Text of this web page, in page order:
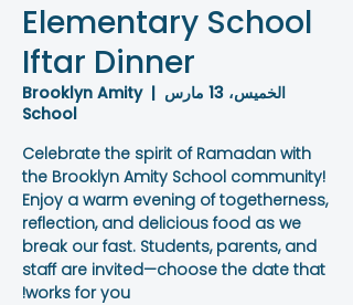
Elementary School
Iftar Dinner
الخميس، 13 مارس
  |
Brooklyn Amity
School
Celebrate the spirit of Ramadan with
the Brooklyn Amity School community!
Enjoy a warm evening of togetherness,
reflection, and delicious food as we
break our fast. Students, parents, and
staff are invited—choose the date that
works for you!